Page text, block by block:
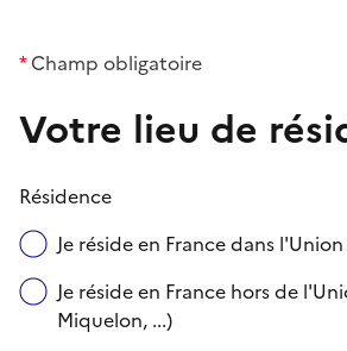
*Champ obligatoire
Votre lieu de
Résidence
Je réside en France dans
Je réside en France hors de
Miquelon, ...)